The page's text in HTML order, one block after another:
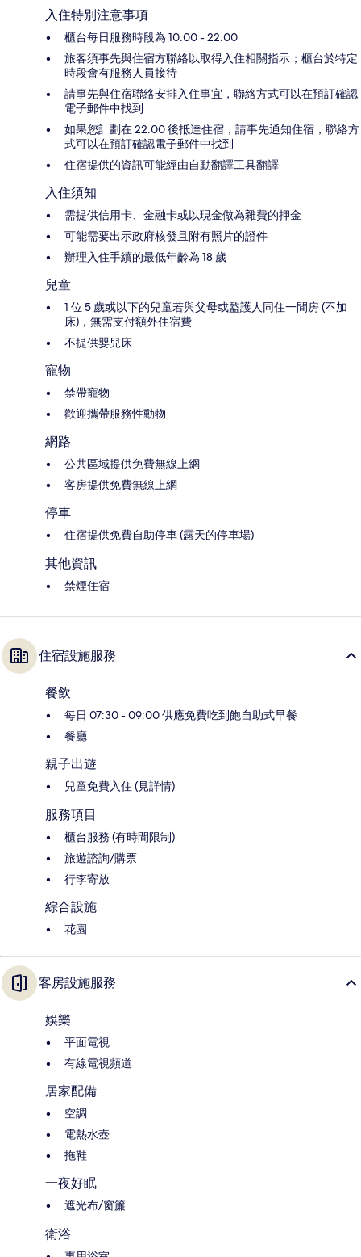
入住特別注意事項
櫃台每日服務時段為 10:00 - 22:00
旅客須事先與住宿方聯絡以取得入住相關指示；櫃台於特定
時段會有服務人員接待
請事先與住宿聯絡安排入住事宜，聯絡方式可以在預訂確認
電子郵件中找到
如果您計劃在 22:00 後抵達住宿，請事先通知住宿，聯絡方
式可以在預訂確認電子郵件中找到
住宿提供的資訊可能經由自動翻譯工具翻譯
入住須知
需提供信用卡、金融卡或以現金做為雜費的押金
可能需要出示政府核發且附有照片的證件
辦理入住手續的最低年齡為 18 歲
兒童
1 位 5 歲或以下的兒童若與父母或監護人同住一間房 (不加
床)，無需支付額外住宿費
不提供嬰兒床
寵物
禁帶寵物
歡迎攜帶服務性動物
網路
公共區域提供免費無線上網
客房提供免費無線上網
停車
住宿提供免費自助停車 (露天的停車場)
其他資訊
禁煙住宿
住宿設施服務
餐飲
每日 07:30 - 09:00 供應免費吃到飽自助式早餐
餐廳
親子出遊
兒童免費入住 (見詳情)
服務項目
櫃台服務 (有時間限制)
旅遊諮詢/購票
行李寄放
綜合設施
花園
客房設施服務
娛樂
平面電視
有線電視頻道
居家配備
空調
電熱水壺
拖鞋
一夜好眠
遮光布/窗簾
衛浴